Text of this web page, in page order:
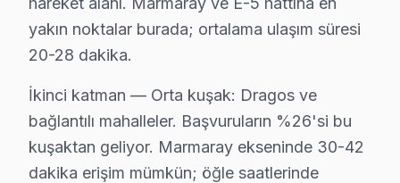
• Kartal servisimizde oyun konsolu ve harici cihaz
• Kartal'de uzaktan kumanda programlama
Hi-Level panel'nizin ilk açılışından itibaren en iyi
Kartal'da Hi-Level Yıllık Bakım Sözleşmesi –
Hi-Level LED TV'nizin uzun yıllar sorunsuz
yakın noktalar burada; ortalama ulaşım süresi
20-28 dakika.
İkinci katman — Orta kuşak: Dragos ve
bağlantılı mahalleler. Başvuruların %26'si bu
kuşaktan geliyor. Marmaray ekseninde 30-42
dakika erişim mümkün; öğle saatlerinde